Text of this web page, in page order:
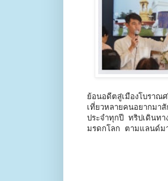
ย้อนอดีตสู่เมืองโบรา
เที่ยวหลายคนอยากมา
ประจำทุกปี ทริปเดินท
มรดกโลก ตามแลนด์ม